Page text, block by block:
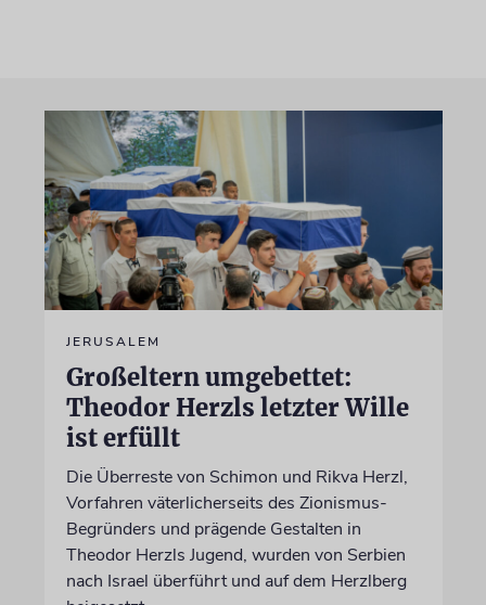
JERUSALEM
Großeltern umgebettet:
Theodor Herzls letzter Wille
ist erfüllt
Die Überreste von Schimon und Rikva Herzl,
Vorfahren väterlicherseits des Zionismus-
Begründers und prägende Gestalten in
Theodor Herzls Jugend, wurden von Serbien
nach Israel überführt und auf dem Herzlberg